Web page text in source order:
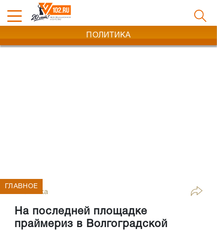
ПОЛИТИКА
Политика
На последней площадке
праймериз в Волгоградской
ГЛАВНОЕ